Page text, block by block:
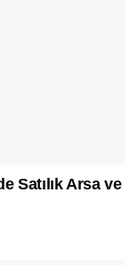
Satılık Arsa ve